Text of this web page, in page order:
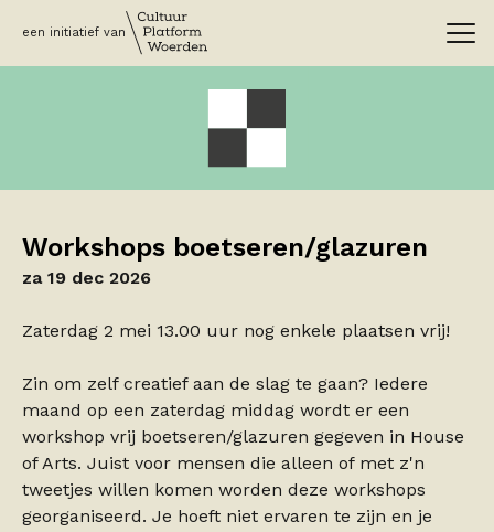
een initiatief van
Workshops boetseren/glazuren
za 19 dec 2026
Zaterdag 2 mei 13.00 uur nog enkele plaatsen vrij!
Zin om zelf creatief aan de slag te gaan? Iedere
maand op een zaterdag middag wordt er een
workshop vrij boetseren/glazuren gegeven in House
of Arts. Juist voor mensen die alleen of met z'n
tweetjes willen komen worden deze workshops
georganiseerd. Je hoeft niet ervaren te zijn en je